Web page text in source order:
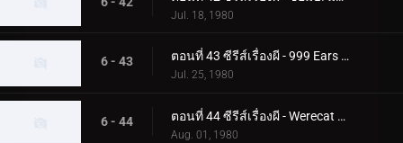
Jul. 18, 1980
6 - 43 ตอนที่ 43 ซีรีส์เรื่องผี - 999 Ears ของ Earless Yoshikazu
Jul. 25, 1980
6 - 44 ตอนที่ 44 ซีรีส์เรื่องผี - Werecat ต้องการเลือดเด็ก!
Aug. 01, 1980